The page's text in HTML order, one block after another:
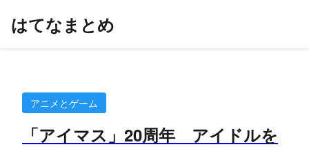
はてなまとめ
アニメとゲーム
「アイマス」20周年 アイドルを